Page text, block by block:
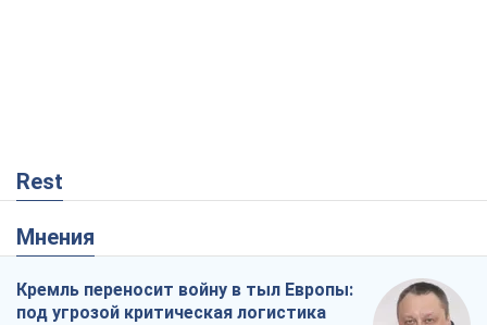
Rest
Мнения
Кремль переносит войну в тыл Европы:
под угрозой критическая логистика